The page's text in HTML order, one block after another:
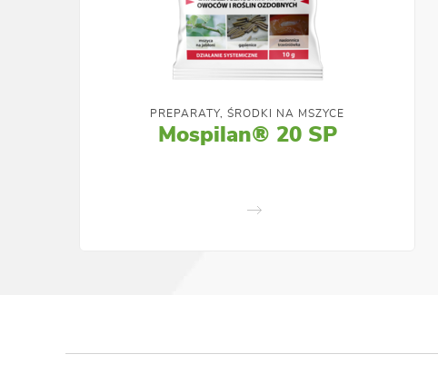
PREPARATY, ŚRODKI NA MSZYCE
Mospilan® 20 SP